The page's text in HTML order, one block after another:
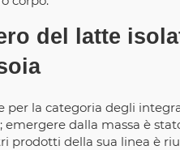
del latte
la categoria degli
dalla massa è
prodotti della sua linea è